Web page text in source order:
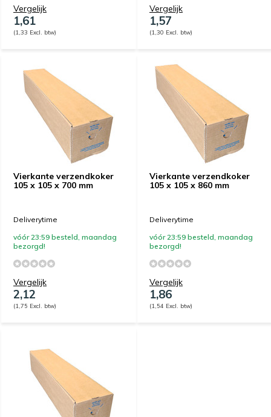
Vergelijk
1,61
(1,33 Excl. btw)
Vergelijk
1,57
(1,30 Excl. btw)
Vierkante verzendkoker
105 x 105 x 700 mm
Deliverytime
vóór 23:59 besteld, maandag
bezorgd!
Vergelijk
2,12
(1,75 Excl. btw)
Vierkante verzendkoker
105 x 105 x 860 mm
Deliverytime
vóór 23:59 besteld, maandag
bezorgd!
Vergelijk
1,86
(1,54 Excl. btw)